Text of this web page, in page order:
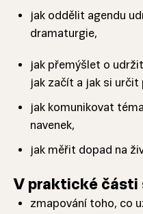
jak oddělit agendu
dramaturgie,
jak přemýšlet o
jak začít a jak si určit
jak komunikovat
navenek,
jak měřit dopad na
V praktické části
zmapování toho, co